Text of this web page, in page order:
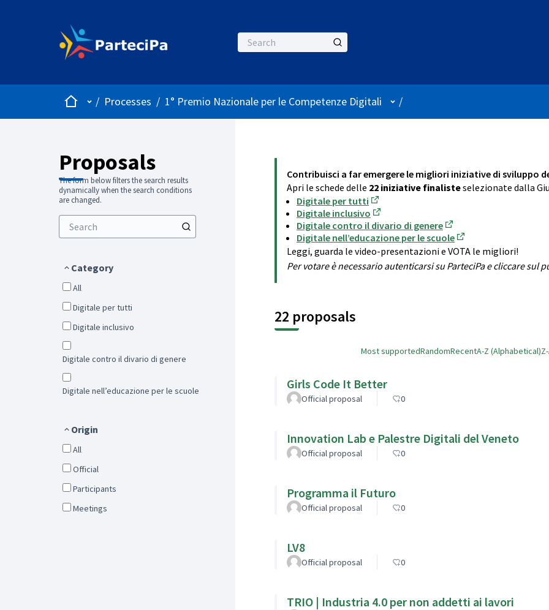
HomeMain menu
/ Processes / 1° Premio Nazionale per le Competenze Digitali User menu
/
Proposals
The form below filters the search results
dynamically when the search conditions
are changed.
Category
All
Digitale per tutti
Digitale inclusivo
Digitale contro il divario di genere
Digitale nell’educazione per le scuole
Origin
All
Official
Participants
Meetings
Contribuisci a far emergere le migliori iniziative di sviluppo
Apri le schede delle 22 iniziative finalisteselezionate dalla
Digitale per tutti
(Opens in new tab)
Digitale inclusivo
(Opens in new tab)
Digitale contro il divario di genere
(Opens in new tab)
Digitale nell’educazione per le scuole
(Opens in new tab)
Leggi, guarda le video-presentazioni e VOTA le migliori!
Per votare è necessario autenticarsi su ParteciPa e cliccare sul
22 proposals
Most supportedRandomRecentA-Z (Alphabetical)
Girls Code It Better
Official proposal 0
Innovation Lab e Palestre Digitali del Veneto
Official proposal 0
Programma il Futuro
Official proposal 0
LV8
Official proposal 0
TRIO | Industria 4.0 per non addetti ai lavori